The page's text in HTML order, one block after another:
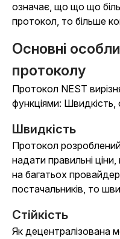
означає, що що що
протокол, то більше
Основні
протоколу
Протокол NEST
функціями: Швидкість,
Швидкість
Протокол
надати правильні
на багатьох
постачальників, то
Стійкість
Як децентралізована